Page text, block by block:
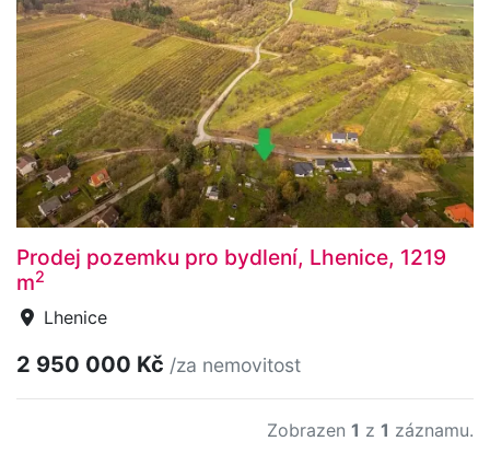
Prodej pozemku pro bydlení, Lhenice, 1219
m2
Lhenice
2 950 000 Kč /za nemovitost
Zobrazen 1 z 1 záznamu.